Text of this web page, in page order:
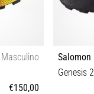
Masculino
€150,00
Salomon
Genesis 2